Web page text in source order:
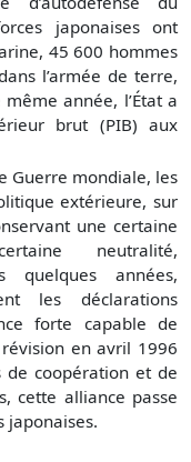
japonaises ont
45 600 hommes
l’armée de terre,
année, l’État a
brut (PIB) aux
Guerre mondiale, les
extérieure, sur
une certaine
neutralité,
quelques années,
les déclarations
forte capable de
en avril 1996
coopération et de
cette alliance passe
japonaises.